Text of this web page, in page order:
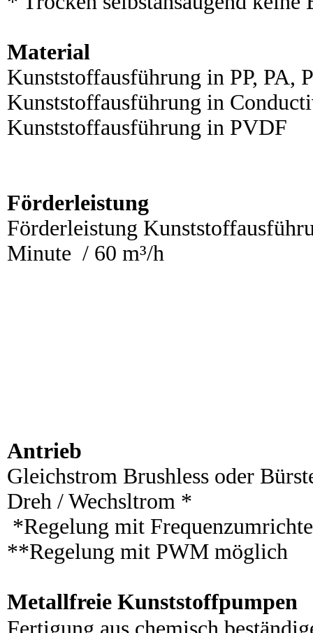
Material
Kunststoffausführung in PP, PA,
Kunststoffausführung in
Kunststoffausführung in PVDF
Förderleistung
Förderleistung
Minute / 60 m³/h
Antrieb
Gleichstrom Brushless oder
Dreh / Wechsltrom *
*Regelung mit
**Regelung mit PWM möglich
Metallfreie Kunststoffpumpen